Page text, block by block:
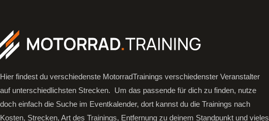
Hier findest du verschiedenste MotorradTrainings verschiedenster Veranstalter
auf unterschiedlichsten Strecken. Um das passende für dich zu finden, nutze
doch einfach die Suche im Eventkalender, dort kannst du die Trainings nach
Kosten, Strecken, Art des Trainings, Entfernung zu deinem Standpunkt und vieles